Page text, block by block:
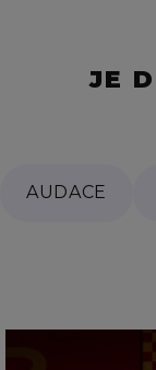
JE
AUDACE